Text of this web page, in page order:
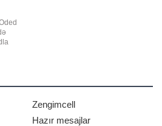
da
Zengimcell
Hazır mesajlar